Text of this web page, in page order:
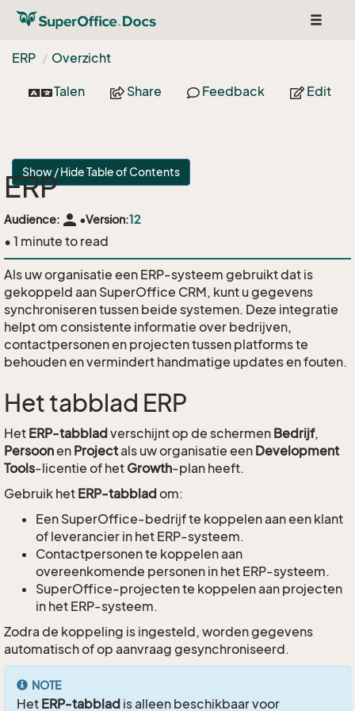
Toggle
ERP
Overzicht
Talen Share Feedback Edit
Show / Hide Table of Contents
ERP
Audience: person •Version:12
• 1 minute to read
Als uw organisatie een ERP-systeem gebruikt dat is
gekoppeld aan SuperOffice CRM, kunt u gegevens
synchroniseren tussen beide systemen. Deze integratie
helpt om consistente informatie over bedrijven,
contactpersonen en projecten tussen platforms te
behouden en vermindert handmatige updates en fouten.
Het tabblad ERP
Het ERP-tabblad verschijnt op de schermen Bedrijf,
Persoonen Projectals uw organisatie een Development
Tools-licentie of het Growth-plan heeft.
Gebruik het ERP-tabblad om:
Een SuperOffice-bedrijf te koppelen aan een klant
of leverancier in het ERP-systeem.
Contactpersonen te koppelen aan
overeenkomende personen in het ERP-systeem.
SuperOffice-projecten te koppelen aan projecten
in het ERP-systeem.
Zodra de koppeling is ingesteld, worden gegevens
automatisch of op aanvraag gesynchroniseerd.
NOTE
Het ERP-tabblad is alleen beschikbaar voor